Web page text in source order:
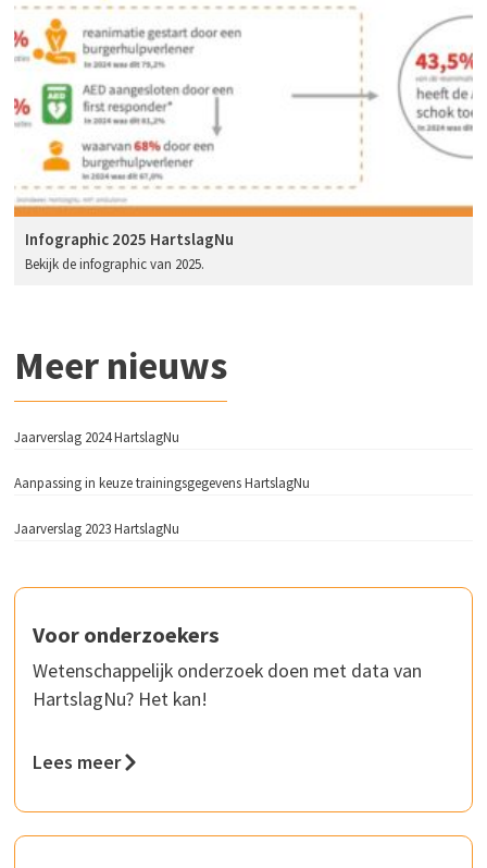
Infographic 2025 HartslagNu
Bekijk de infographic van 2025.
Meer nieuws
Jaarverslag 2024 HartslagNu
Aanpassing in keuze trainingsgegevens HartslagNu
Jaarverslag 2023 HartslagNu
Voor onderzoekers
Wetenschappelijk onderzoek doen met data van
HartslagNu? Het kan!
Lees meer